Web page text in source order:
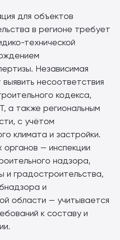
для объектов
в регионе требует
технической
Независимая
несоответствия
кодекса,
а также региональным
с учётом
климата и застройки.
органов — инспекции
надзора,
и градостроительства,
и
области — учитывается
к составу и